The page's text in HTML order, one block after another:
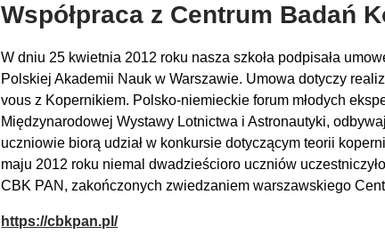
Współpraca z Centrum Badań
W dniu 25 kwietnia 2012 roku nasza szkoła podpisała
Polskiej Akademii Nauk w Warszawie. Umowa dotyczy
vous z Kopernikiem. Polsko-niemieckie forum młodych
Międzynarodowej Wystawy Lotnictwa i Astronautyki,
uczniowie biorą udział w konkursie dotyczącym teorii
maju 2012 roku niemal dwadzieścioro uczniów
CBK PAN, zakończonych zwiedzaniem warszawskiego
https://cbkpan.pl/